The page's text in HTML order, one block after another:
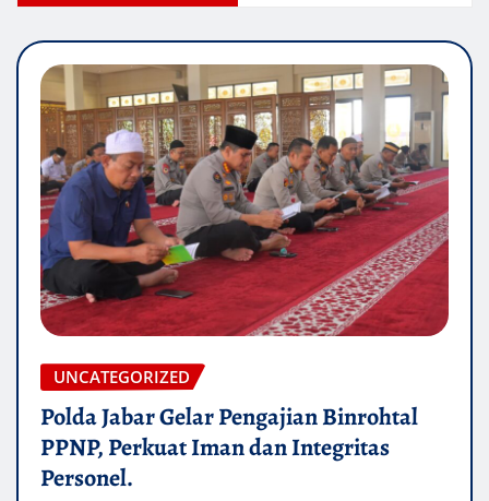
UNCATEGORIZED
Polda Jabar Gelar Pengajian Binrohtal
PPNP, Perkuat Iman dan Integritas
Personel.